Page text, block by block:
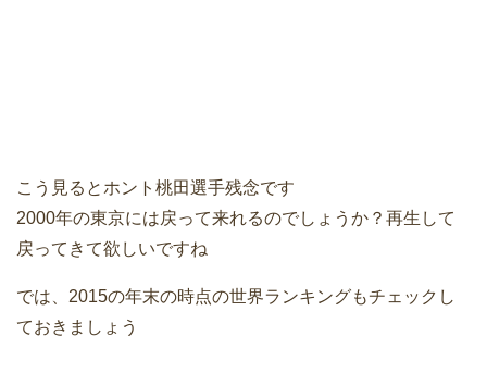
こう見るとホント桃田選手残念です
2000年の東京には戻って来れるのでしょうか？再生して
戻ってきて欲しいですね
では、2015の年末の時点の世界ランキングもチェックし
ておきましょう